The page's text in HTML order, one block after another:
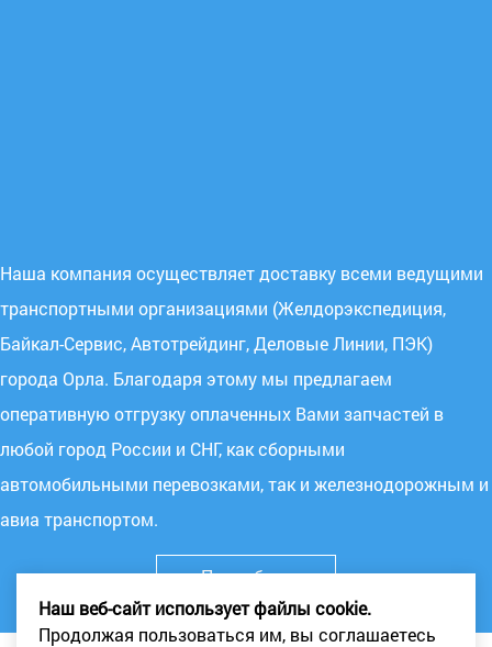
Наша компания осуществляет доставку всеми ведущими
транспортными организациями (Желдорэкспедиция,
Байкал-Сервис, Автотрейдинг, Деловые Линии, ПЭК)
города Орла. Благодаря этому мы предлагаем
оперативную отгрузку оплаченных Вами запчастей в
любой город России и СНГ, как сборными
автомобильными перевозками, так и железнодорожным и
авиа транспортом.
Подробнее
Наш веб-сайт использует файлы cookie.
Продолжая пользоваться им, вы соглашаетесь